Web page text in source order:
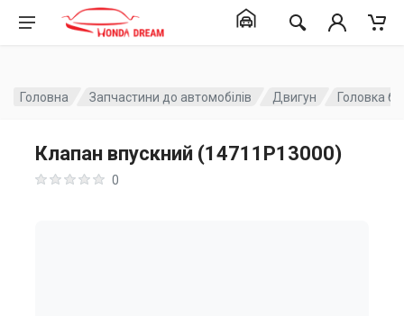
Головна Запчастини до автомобілів Двигун Головка
Клапан впускний (14711P13000)
0